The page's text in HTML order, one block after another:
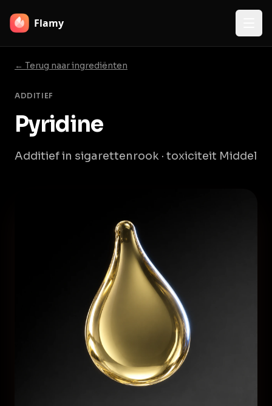
Flamy
← Terug naar ingrediënten
ADDITIEF
Pyridine
Additief in sigarettenrook · toxiciteit Middel